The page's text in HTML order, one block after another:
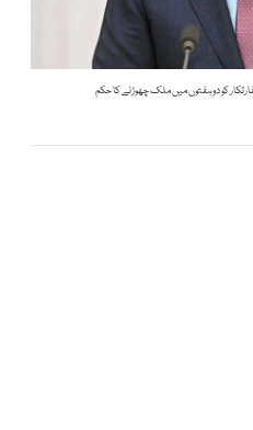
کو دوہفتوں میں ملک چھوڑنے کا حکم